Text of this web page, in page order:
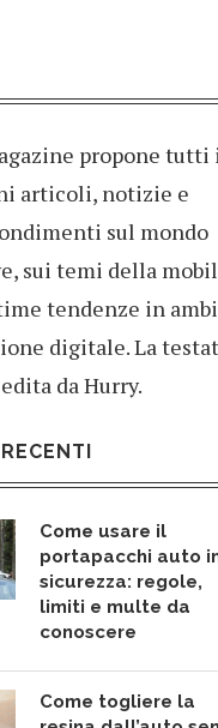
propone tutti
articoli, notizie e
sul mondo
sui temi della
tendenze in
digitale. La
edita da Hurry.
Come usare il
portapacchi auto
sicurezza: regole,
limiti e multe da
conoscere
Come togliere la